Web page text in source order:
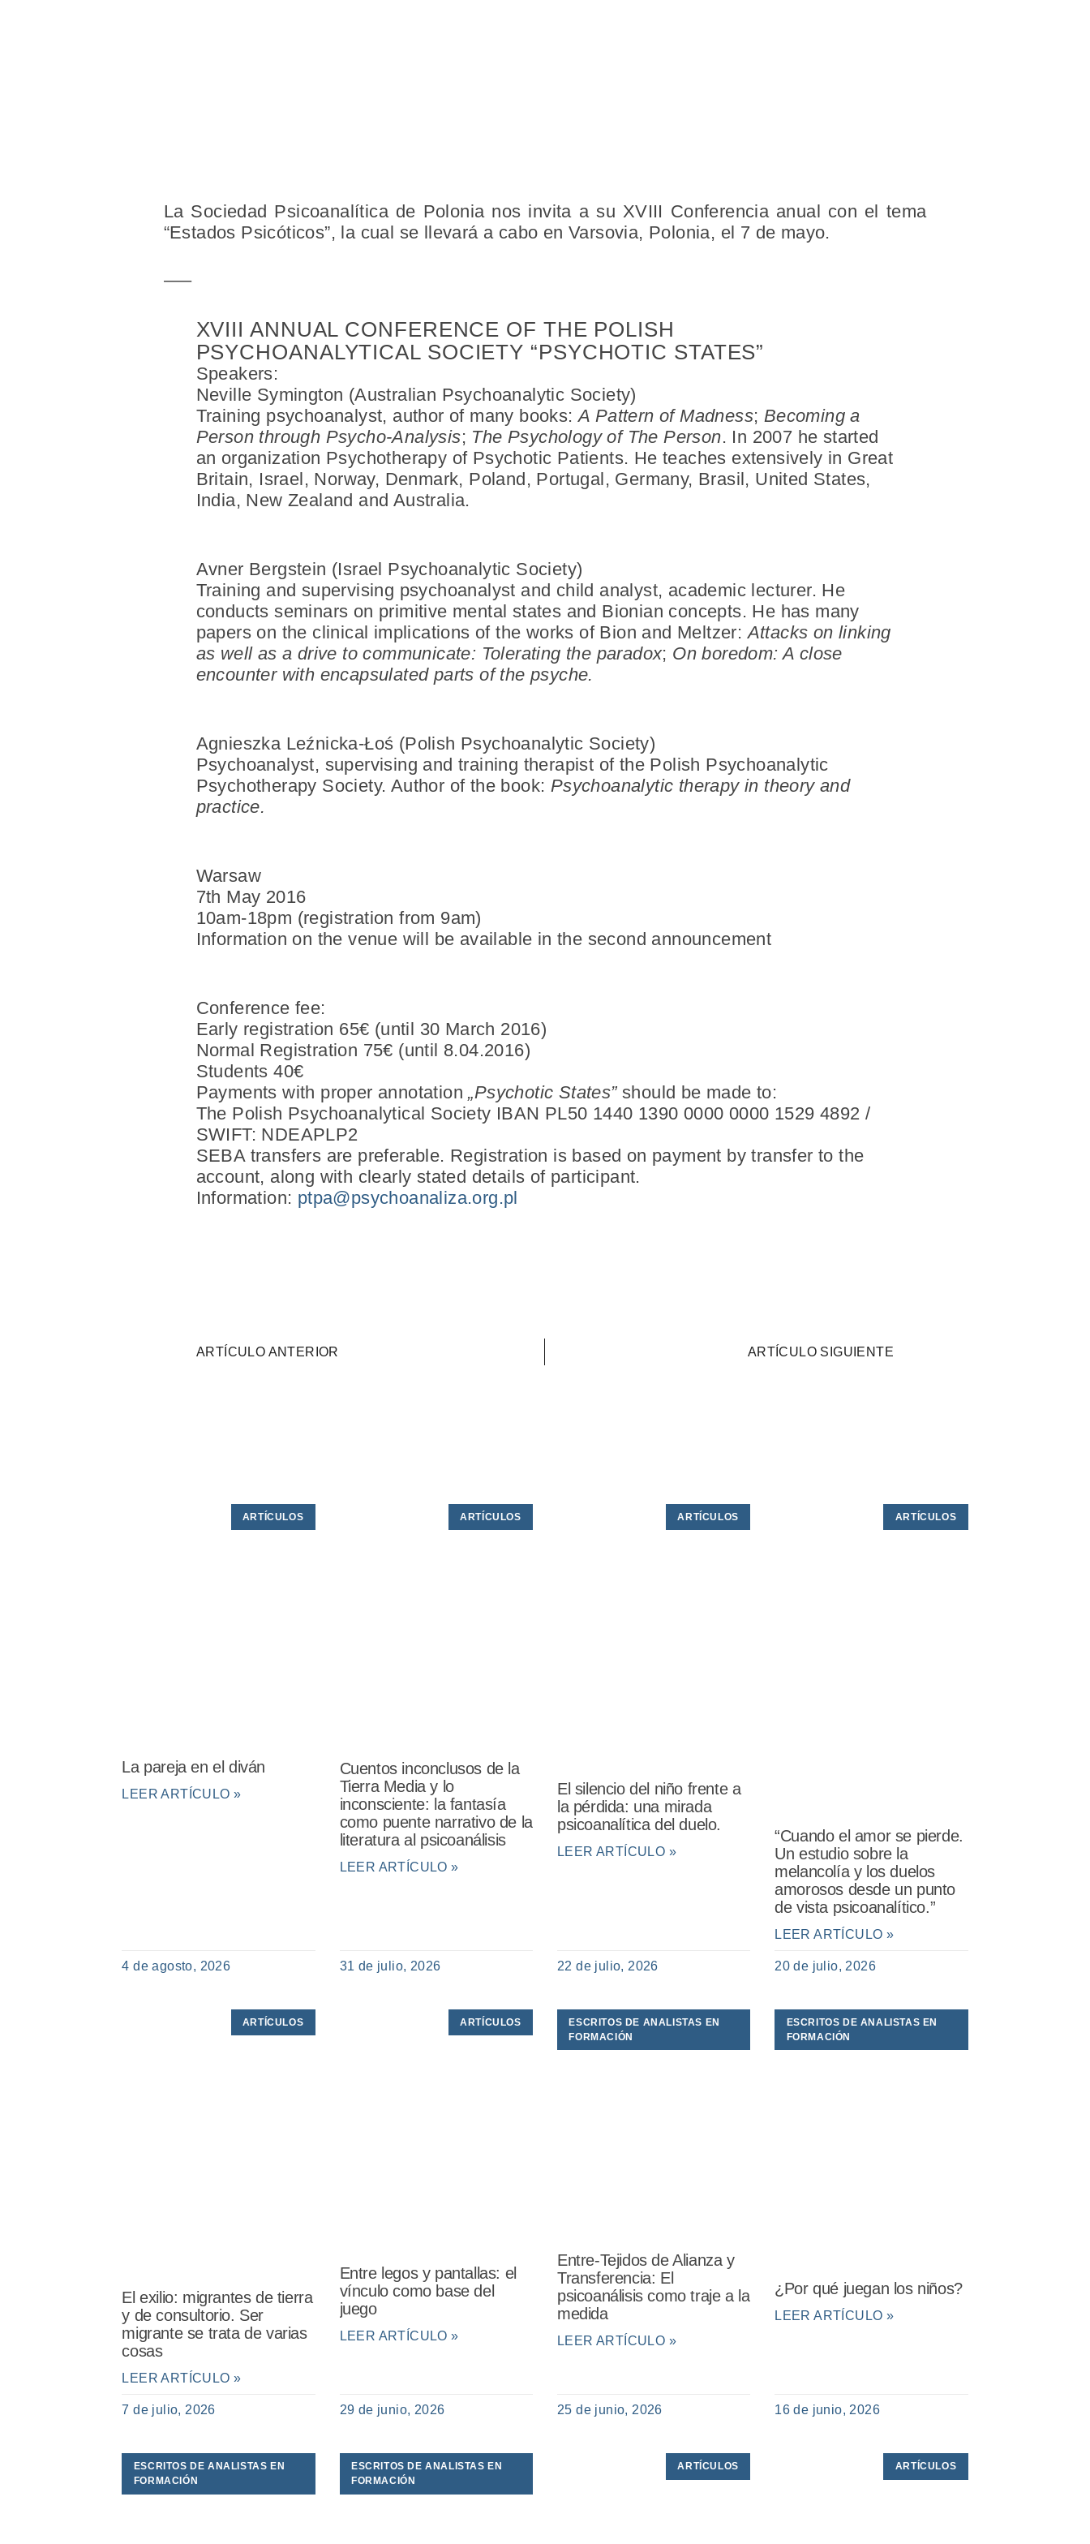
La Sociedad Psicoanalítica de Polonia nos invita a su XVIII Conferencia anual con el tema
“Estados Psicóticos”, la cual se llevará a cabo en Varsovia, Polonia, el 7 de mayo.
—–
XVIII ANNUAL CONFERENCE OF THE POLISH
PSYCHOANALYTICAL SOCIETY “PSYCHOTIC STATES”
Speakers:
Neville Symington (Australian Psychoanalytic Society)
Training psychoanalyst, author of many books:A Pattern of Madness; Becoming a
Person through Psycho-Analysis; The Psychology of The Person. In 2007 he started
an organization Psychotherapy of Psychotic Patients. He teaches extensively in Great
Britain, Israel, Norway, Denmark, Poland, Portugal, Germany, Brasil, United States,
India, New Zealand and Australia.
Avner Bergstein (Israel Psychoanalytic Society)
Training and supervising psychoanalyst and child analyst, academic lecturer. He
conducts seminars on primitive mental states and Bionian concepts. He has many
papers on the clinical implications of the works of Bion and Meltzer:Attacks on linking
as well as a drive to communicate: Tolerating the paradox; On boredom: A close
encounter with encapsulated parts of the psyche.
Agnieszka Leźnicka-Łoś (Polish Psychoanalytic Society)
Psychoanalyst, supervising and training therapist of the Polish Psychoanalytic
Psychotherapy Society. Author of the book: Psychoanalytic therapy in theory and
practice.
Warsaw
7th May 2016
10am-18pm (registration from 9am)
Information on the venue will be available in the second announcement
Conference fee:
Early registration 65€ (until 30 March 2016)
Normal Registration 75€ (until 8.04.2016)
Students 40€
Payments with proper annotation„Psychotic States”should be made to:
The Polish Psychoanalytical Society IBAN PL50 1440 1390 0000 0000 1529 4892 /
SWIFT: NDEAPLP2
SEBA transfers are preferable. Registration is based on payment by transfer to the
account, along with clearly stated details of participant.
Information: ptpa@psychoanaliza.org.pl
ARTÍCULO ANTERIOR ARTÍCULO SIGUIENTE
ARTÍCULOS
La pareja en el diván
LEER ARTÍCULO »
4 de agosto, 2026
ARTÍCULOS
Cuentos inconclusos de la
Tierra Media y lo
inconsciente: la fantasía
como puente narrativo de la
literatura al psicoanálisis
LEER ARTÍCULO »
31 de julio, 2026
ARTÍCULOS
El silencio del niño frente a
la pérdida: una mirada
psicoanalítica del duelo.
LEER ARTÍCULO »
22 de julio, 2026
ARTÍCULOS
“Cuando el amor se pierde.
Un estudio sobre la
melancolía y los duelos
amorosos desde un punto
de vista psicoanalítico.”
LEER ARTÍCULO »
20 de julio, 2026
ARTÍCULOS
El exilio: migrantes de tierra
y de consultorio. Ser
migrante se trata de varias
cosas
LEER ARTÍCULO »
7 de julio, 2026
ARTÍCULOS
Entre legos y pantallas: el
vínculo como base del
juego
LEER ARTÍCULO »
29 de junio, 2026
ESCRITOS DE ANALISTAS EN
FORMACIÓN
Entre-Tejidos de Alianza y
Transferencia: El
psicoanálisis como traje a la
medida
LEER ARTÍCULO »
25 de junio, 2026
ESCRITOS DE ANALISTAS EN
FORMACIÓN
¿Por qué juegan los niños?
LEER ARTÍCULO »
16 de junio, 2026
ESCRITOS DE ANALISTAS EN
FORMACIÓN
ESCRITOS DE ANALISTAS EN
FORMACIÓN
ARTÍCULOS ARTÍCULOS